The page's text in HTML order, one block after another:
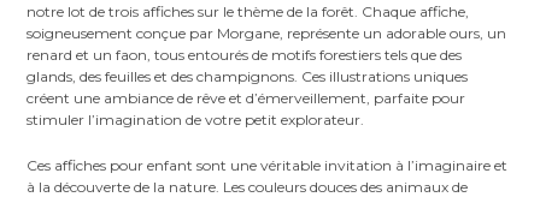
notre lot de trois affiches sur le thème de la forêt. Chaque affiche,
soigneusement conçue par Morgane, représente un adorable ours, un
renard et un faon, tous entourés de motifs forestiers tels que des
glands, des feuilles et des champignons. Ces illustrations uniques
créent une ambiance de rêve et d’émerveillement, parfaite pour
stimuler l’imagination de votre petit explorateur.
Ces affiches pour enfant sont une véritable invitation à l’imaginaire et
à la découverte de la nature. Les couleurs douces des animaux de